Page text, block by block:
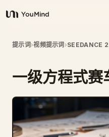
YouMind
概览
使用案例
提示词›视频提示词 ›SEEDANCE
一级方程式赛